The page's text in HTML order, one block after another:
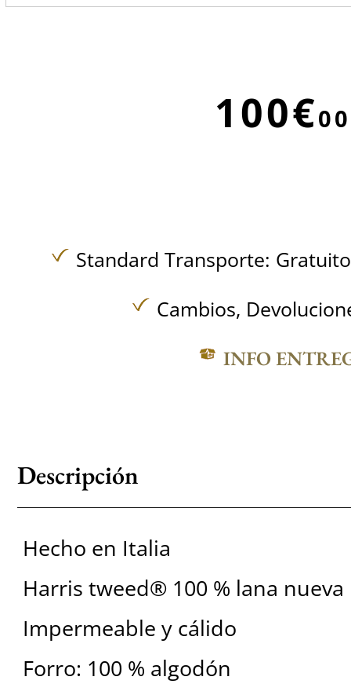
100€00
Standard Transporte:
Cambios,
INFO
Descripción
Hecho en Italia
Harris tweed® 100 % lana nueva
Impermeable y cálido
Forro: 100 % algodón